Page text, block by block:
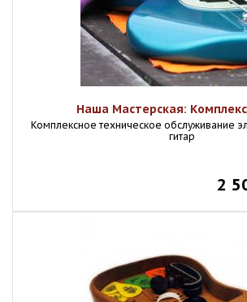
Наша Мастерская:
Комплексное техническое обслуживание
гитар
2